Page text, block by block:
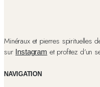
Minéraux et pierres spirituelles
sur Instagram et profitez d’un
NAVIGATION